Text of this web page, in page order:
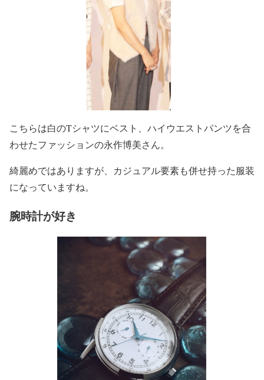
こちらは白のTシャツにベスト、ハイウエストパンツを合
わせたファッションの永作博美さん。
綺麗めではありますが、カジュアル要素も併せ持った服装
になっていますね。
腕時計が好き